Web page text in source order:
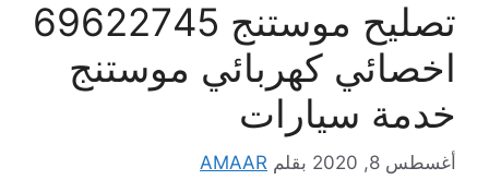
تصليح موستنج 69622745
اخصائي كهربائي موستنج
خدمة سيارات
أغسطس 8, 2020 بقلم AMAAR